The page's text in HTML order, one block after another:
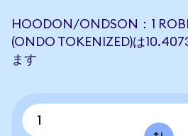
HOODON/ONDSON：1
(ONDO TOKENIZED)は
ます